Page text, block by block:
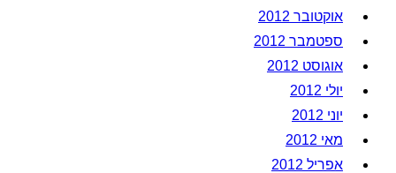
אוקטובר 2012
ספטמבר 2012
אוגוסט 2012
יולי 2012
יוני 2012
מאי 2012
אפריל 2012